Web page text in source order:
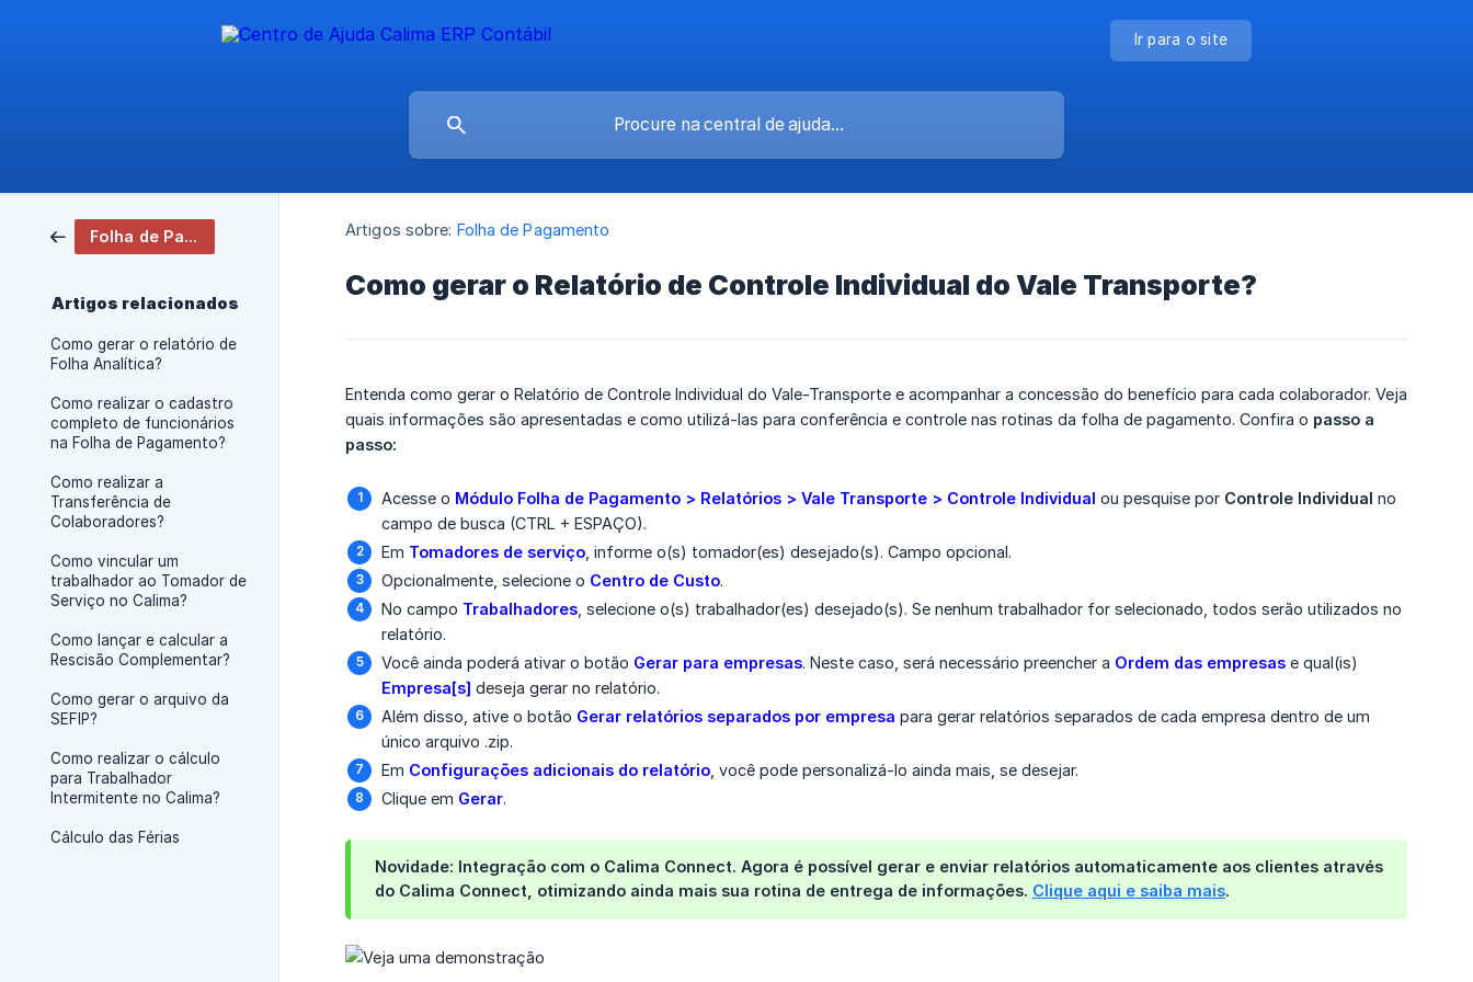
Ir para o site
Folha de Pagamento
Artigos relacionados
Como gerar o relatório de
Folha Analítica?
Como realizar o cadastro
completo de funcionários
na Folha de Pagamento?
Como realizar a
Transferência de
Colaboradores?
Como vincular um
trabalhador ao Tomador de
Serviço no Calima?
Como lançar e calcular a
Rescisão Complementar?
Como gerar o arquivo da
SEFIP?
Como realizar o cálculo
para Trabalhador
Intermitente no Calima?
Cálculo das Férias
Artigos sobre: Folha de Pagamento
Como gerar o Relatório de Controle Individual do Vale Transporte?
Entenda como gerar o Relatório de Controle Individual do Vale-Transporte e acompanhar a concessão do benefício para cada colaborador. Veja
quais informações são apresentadas e como utilizá-las para conferência e controle nas rotinas da folha de pagamento. Confira o passo a
passo:
Acesse o Módulo Folha de Pagamento > Relatórios > Vale Transporte > Controle Individual ou pesquise por Controle Individual no
campo de busca (CTRL + ESPAÇO).
Em Tomadores de serviço , informe o(s) tomador(es) desejado(s). Campo opcional.
Opcionalmente, selecione o Centro de Custo.
No campo Trabalhadores , selecione o(s) trabalhador(es) desejado(s). Se nenhum trabalhador for selecionado, todos serão utilizados no
relatório.
Você ainda poderá ativar o botão Gerar para empresas. Neste caso, será necessário preencher a Ordem das empresas e qual(is)
Empresa[s] deseja gerar no relatório.
Além disso, ative o botão Gerar relatórios separados por empresa para gerar relatórios separados de cada empresa dentro de um
único arquivo .zip.
Em Configurações adicionais do relatório , você pode personalizá-lo ainda mais, se desejar.
Clique em Gerar.
Novidade: Integração com o Calima Connect. Agora é possível gerar e enviar relatórios automaticamente aos clientes através
do Calima Connect , otimizando ainda mais sua rotina de entrega de informações. Clique aqui e saiba mais.